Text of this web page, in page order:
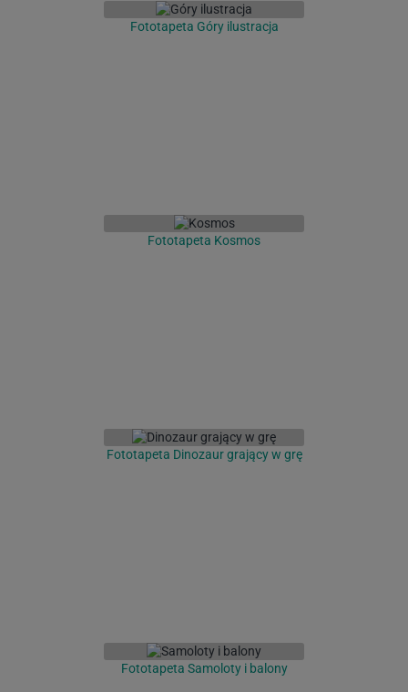
Fototapeta Góry ilustracja
Fototapeta Kosmos
Fototapeta Dinozaur grający w grę
Fototapeta Samoloty i balony